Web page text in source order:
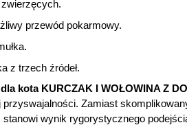
przewód pokarmowy.
z trzech źródeł.
kota KURCZAK I WOŁOWINA Z
Zamiast
stanowi wynik rygorystycznego